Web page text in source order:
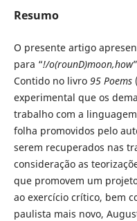
Resumo
O presente artigo
para “!/o(rounD)moon,how
Contido no livro 95 Poems
experimental que os
trabalho com a
folha promovidos pelo
serem recuperados nas
consideração as
que promovem um
ao exercício crítico, bem
paulista mais novo,